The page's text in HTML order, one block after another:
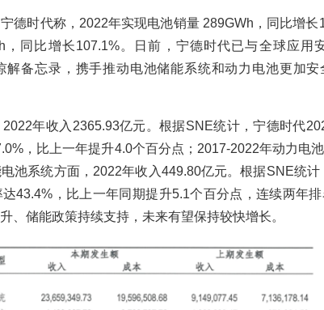
时代称，2022年实现电池销量 289GWh，同比增长
，同比增长107.1%。日前，宁德时代已与全球应用
解备忘录，携手推动电池储能系统和动力电池更加安
年收入2365.93亿元。根据SNE统计，宁德时代
，比上一年提升4.0个百分点；2017-2022年动力电
池系统方面，2022年收入449.80亿元。根据SNE统
43.4%，比上一年同期提升5.1个百分点，连续两年
、储能政策持续支持，未来有望保持较快增长。